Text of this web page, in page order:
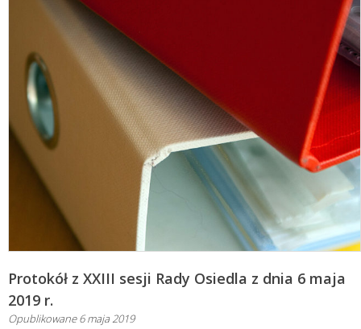
Protokół z XXIII sesji Rady Osiedla z dnia 6 maja
2019 r.
Opublikowane6 maja 2019